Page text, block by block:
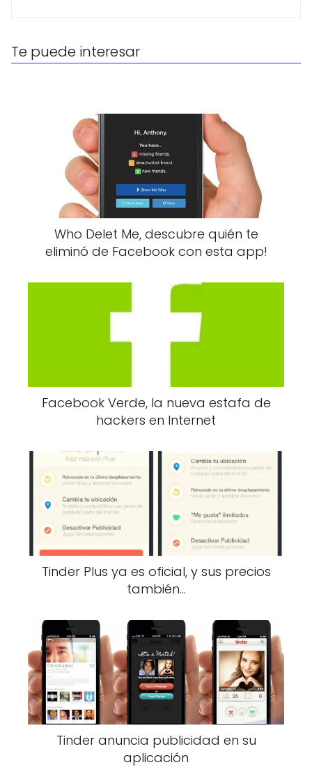
Te puede interesar
Who Delet Me, descubre quién te
eliminó de Facebook con esta app!
Facebook Verde, la nueva estafa de
hackers en Internet
Tinder Plus ya es oficial, y sus precios
también…
Tinder anuncia publicidad en su
aplicación